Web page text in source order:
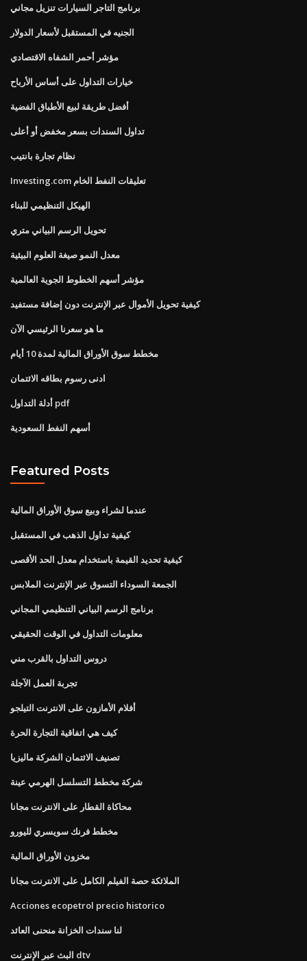
برنامج التاجر السيارات تنزيل مجاني
الجنيه في المستقبل لأسعار الدولار
مؤشر أحمر الشفاه الاقتصادي
خيارات التداول على أساس الأرباح
أفضل طريقة لبيع الأطباق الفضية
تداول السندات بسعر مخفض أو أعلى
نظام تجارة بانتيب
Investing.com تعليقات النفط الخام
الهيكل التنظيمي للبناء
تحويل الرسم البياني متري
معدل النمو صيغة العلوم البيئية
مؤشر أسهم الخطوط الجوية العالمية
كيفية تحويل الأموال عبر الإنترنت دون إضافة مستفيد
ما هو سعرنا الرئيسي الآن
مخطط سوق الأوراق المالية لمدة 10 أيام
ادنى رسوم بطاقه الائتمان
أدلة التداول pdf
أسهم النفط السعودية
Featured Posts
عندما لشراء وبيع سوق الأوراق المالية
كيفية تداول الذهب في المستقبل
كيفية تحديد القيمة باستخدام معدل الحد الأقصى
الجمعة السوداء التسوق عبر الإنترنت الملابس
برنامج الرسم البياني التنظيمي المجاني
معلومات التداول في الوقت الحقيقي
دروس التداول بالقرب مني
تجربة العمل الآجلة
أفلام الأمازون على الانترنت التيلجو
كيف هي اتفاقية التجارة الحرة
تصنيف الائتمان الشركة ماليزيا
شركة مخطط التسلسل الهرمي عينة
محاكاة القطار على الانترنت مجانا
مخطط فرنك سويسري لليورو
مخزون الأوراق المالية
الملائكة حصة الفيلم الكامل على الانترنت مجانا
Acciones ecopetrol precio historico
لنا سندات الخزانة منحنى العائد
البث عبر الإنترنت dtv